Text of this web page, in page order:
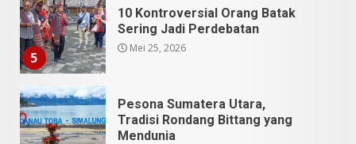
5
10 Kontroversial Orang Batak
Sering Jadi Perdebatan
Mei 25, 2026
Pesona Sumatera Utara,
Tradisi Rondang Bittang yang
Mendunia